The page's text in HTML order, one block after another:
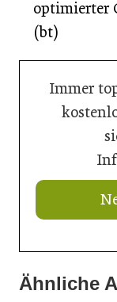
optimierter
(bt)
Immer
Ähnliche
20. Juli 2026